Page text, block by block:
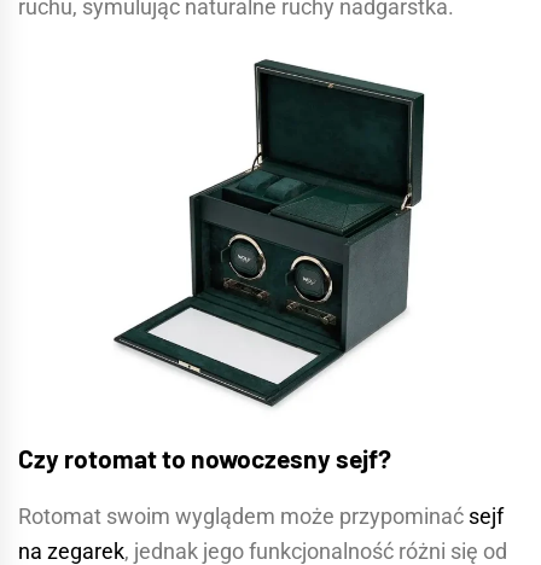
ruchu, symulując naturalne ruchy nadgarstka.
Czy rotomat to nowoczesny sejf?
Rotomat swoim wyglądem może przypominać sejf
na zegarek, jednak jego funkcjonalność różni się od